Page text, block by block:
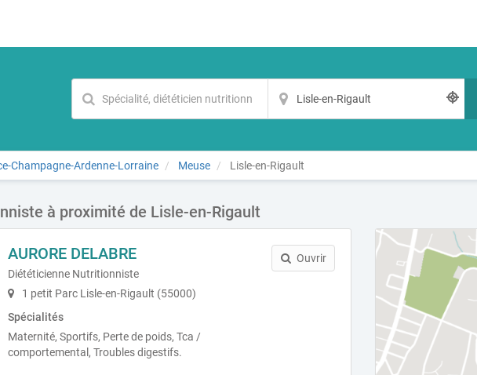
Champagne-Ardenne-Lorraine Meuse Lisle-en-Rigault
à proximité de Lisle-en-Rigault
AURORE DELABRE
Diététicienne Nutritionniste
1 petit Parc Lisle-en-Rigault (55000)
Spécialités
Maternité, Sportifs, Perte de poids, Tca /
comportemental, Troubles digestifs.
Ouvrir